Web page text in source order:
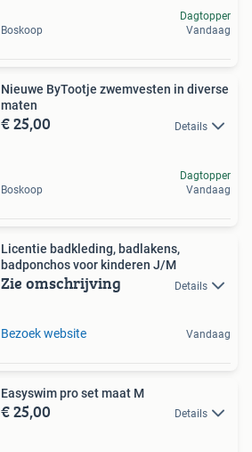
Boskoop
Dagtopper
Vandaag
Nieuwe ByTootje zwemvesten in diverse
maten
€ 25,00 Details
Boskoop
Dagtopper
Vandaag
Licentie badkleding, badlakens,
badponchos voor kinderen J/M
Zie omschrijving Details
Bezoek website Vandaag
Easyswim pro set maat M
€ 25,00 Details